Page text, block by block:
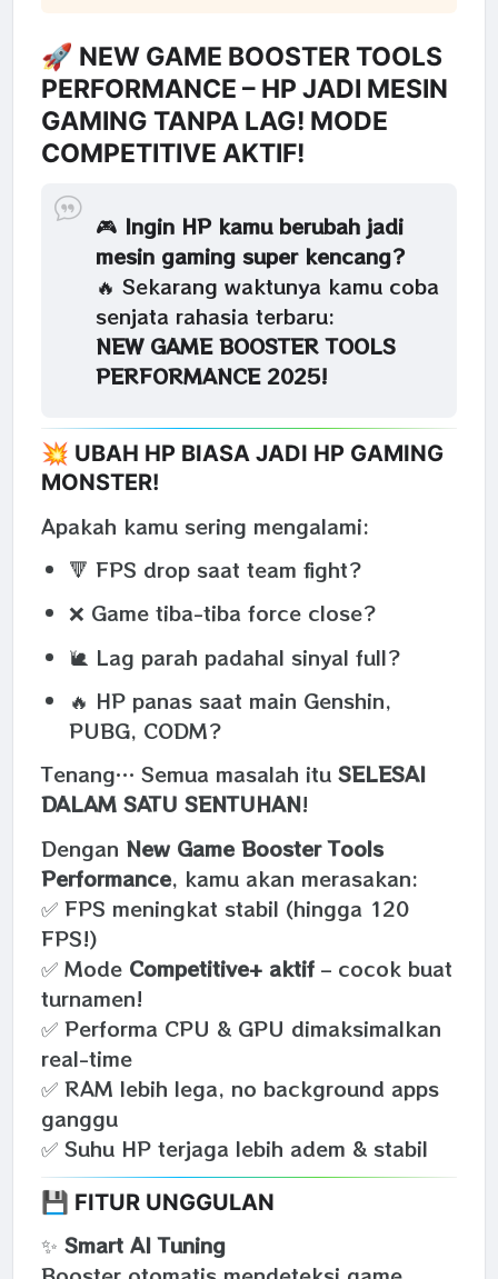
🚀 NEW GAME BOOSTER TOOLS
PERFORMANCE – HP JADI MESIN
GAMING TANPA LAG! MODE
COMPETITIVE AKTIF!
🎮 Ingin HP kamu berubah jadi
mesin gaming super kencang?
🔥 Sekarang waktunya kamu coba
senjata rahasia terbaru:
NEW GAME BOOSTER TOOLS
PERFORMANCE 2025!
💥 UBAH HP BIASA JADI HP GAMING
MONSTER!
Apakah kamu sering mengalami:
🔻 FPS drop saat team fight?
❌ Game tiba-tiba force close?
🐌 Lag parah padahal sinyal full?
🔥 HP panas saat main Genshin,
PUBG, CODM?
Tenang… Semua masalah itu SELESAI
DALAM SATU SENTUHAN!
Dengan New Game Booster Tools
Performance, kamu akan merasakan:
✅ FPS meningkat stabil (hingga 120
FPS!)
✅ Mode Competitive+ aktif– cocok buat
turnamen!
✅ Performa CPU & GPU dimaksimalkan
real-time
✅ RAM lebih lega, no background apps
ganggu
✅ Suhu HP terjaga lebih adem & stabil
💾 FITUR UNGGULAN
✨ Smart AI Tuning